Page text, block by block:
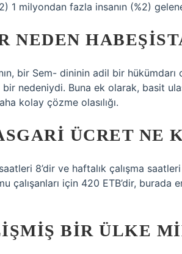
1 milyondan fazla insanın (%2)
NEDEN
bir Sem- dininin adil bir
bir nedeniydi. Buna ek olarak, basit
kolay çözme olasılığı.
ÜCRET NE
8’dir ve haftalık çalışma saatleri
çalışanları için 420 ETB’dir, burada
BIR ÜLKE